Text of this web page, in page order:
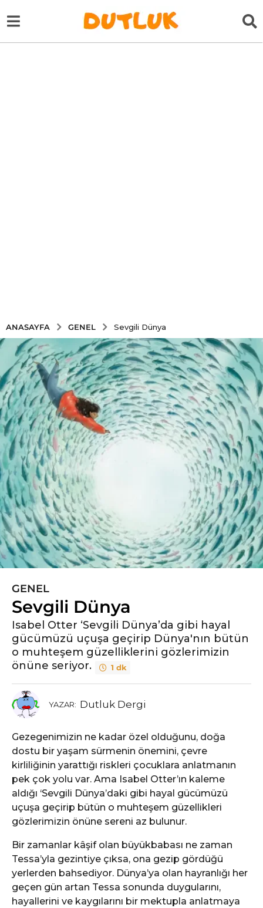
ANASAYFA GENEL Sevgili Dünya
5
y
l
ö
n
5
c
GENEL
Sevgili Dünya
Isabel Otter ‘Sevgili Dünya’da gibi hayal
gücümüzü uçuşa geçirip Dünya'nın bütün
o muhteşem güzelliklerini gözlerimizin
önüne seriyor.
1 dk
YAZAR: Dutluk Dergi
Gezegenimizin ne kadar özel olduğunu, doğa
dostu bir yaşam sürmenin önemini, çevre
kirliliğinin yarattığı riskleri çocuklara anlatmanın
pek çok yolu var. Ama Isabel Otter’ın kaleme
aldığı ‘Sevgili Dünya’daki gibi hayal gücümüzü
uçuşa geçirip bütün o muhteşem güzellikleri
gözlerimizin önüne sereni az bulunur.
Bir zamanlar kâşif olan büyükbabası ne zaman
Tessa’yla gezintiye çıksa, ona gezip gördüğü
yerlerden bahsediyor. Dünya’ya olan hayranlığı her
geçen gün artan Tessa sonunda duygularını,
hayallerini ve kaygılarını bir mektupla anlatmaya